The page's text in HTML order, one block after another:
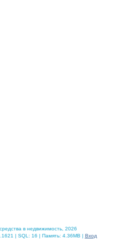
в недвижимость, 2026
| SQL: 16 | Память: 4.36MB | Вход